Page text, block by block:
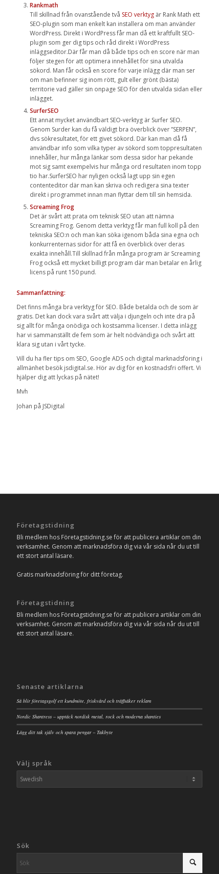
Rankmath
Till skillnad från ovanstående två SEO verktygär Rank Math ett
SEO-plugin som man enkelt kan installera om man använder
WordPress. Direkt i WordPress får man då ett kraftfullt SEO-
plugin som ger dig tips och råd direkt i WordPress
inläggseditor.Där får man då både tips och en score när man
följer stegen för att optimera innehållet för sina utvalda
sökord. Man får också en score för varje inlägg där man ser
om man befinner sig inom rött, gult eller grönt (bästa)
territorie vad gäller sin onpage SEO för den utvalda sidan eller
inlägget.
SurferSEO
Ett annat mycket användbart SEO-verktyg är Surfer SEO.
Genom Surder kan du få väldigt bra överblick över ”SERPEN”,
dvs sökresultatet, för ett givet sökord. Där kan man då få
användbar info som vilka typer av sökord som toppresultaten
innehåller, hur många länkar som dessa sidor har pekande
mot sig samt exempelvis hur många ord resultaten inom topp
tio har.SurferSEO har nyligen också lagt upp sin egen
contenteditor där man kan skriva och redigera sina texter
direkt i programmet innan man flyttar dem till sin hemsida.
Screaming Frog
Det är svårt att prata om teknisk SEO utan att nämna
Screaming Frog. Genom detta verktyg får man full koll på den
tekniska SEO:n och man kan söka igenom båda sina egna och
konkurrenternas sidor för att få en överblick över deras
exakta innehåll.Till skillnad från många program är Screaming
Frog också ett mycket billigt program där man betalar en årlig
licens på runt 150 pund.
Sammanfattning:
Det finns många bra verktyg för SEO. Både betalda och de som är
gratis. Det kan dock vara svårt att välja i djungeln och inte dra på
sig allt för många onödiga och kostsamma licenser. I detta inlägg
har vi sammanställt de fem som är helt nödvändiga och svårt att
klara sig utan i vårt tycke.
Vill du ha fler tips om SEO, Google ADS och digital marknadsföring i
allmänhet besök jsdigital.se. Hör av dig för en kostnadsfri offert. Vi
hjälper dig att lyckas på nätet!
Mvh
Johan på JSDigital
Företagstidning
Bli medlem hos Företagstidning.se för att publicera artiklar om din
verksamhet. Genom att marknadsföra dig via vår sida når du ut till
ett stort antal läsare.
Gratis marknadsföring för ditt företag.
Företagstidning
Bli medlem hos Företagstidning.se för att publicera artiklar om din
verksamhet. Genom att marknadsföra dig via vår sida når du ut till
ett stort antal läsare.
Senaste artiklarna
Så blir företagsgolf ett kundmöte, friskvård och träffsäker reklam
Nordic Shantress – upptäck nordisk metal, rock och moderna shanties
Lägg ditt tak själv och spara pengar – Takbyte
Välj språk
Sök